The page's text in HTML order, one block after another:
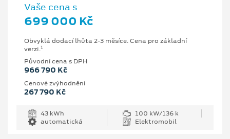
Vaše cena s
699 000 Kč
Obvyklá dodací lhůta 2-3 měsíce. Cena pro základní
verzi.1
Původní cena s DPH
966 790 Kč
Cenové zvýhodnění
267 790 Kč
43 kWh
100 kW/136 k
automatická
Elektromobil